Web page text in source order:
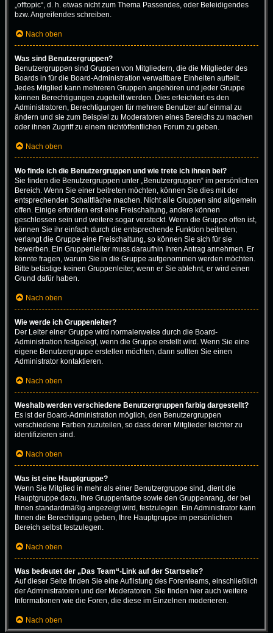
„offtopic“, d. h. etwas nicht zum Thema Passendes, oder Beleidigendes
bzw. Angreifendes schreiben.
Nach oben
Was sind Benutzergruppen?
Benutzergruppen sind Gruppen von Mitgliedern, die die Mitglieder des
Boards in für die Board-Administration verwaltbare Einheiten aufteilt.
Jedes Mitglied kann mehreren Gruppen angehören und jeder Gruppe
können Berechtigungen zugeteilt werden. Dies erleichtert es den
Administratoren, Berechtigungen für mehrere Benutzer auf einmal zu
ändern und sie zum Beispiel zu Moderatoren eines Bereichs zu machen
oder ihnen Zugriff zu einem nichtöffentlichen Forum zu geben.
Nach oben
Wo finde ich die Benutzergruppen und wie trete ich ihnen bei?
Sie finden die Benutzergruppen unter „Benutzergruppen“ im persönlichen
Bereich. Wenn Sie einer beitreten möchten, können Sie dies mit der
entsprechenden Schaltfläche machen. Nicht alle Gruppen sind allgemein
offen. Einige erfordern erst eine Freischaltung, andere können
geschlossen sein und weitere sogar versteckt. Wenn die Gruppe offen ist,
können Sie ihr einfach durch die entsprechende Funktion beitreten;
verlangt die Gruppe eine Freischaltung, so können Sie sich für sie
bewerben. Ein Gruppenleiter muss daraufhin Ihren Antrag annehmen. Er
könnte fragen, warum Sie in die Gruppe aufgenommen werden möchten.
Bitte belästige keinen Gruppenleiter, wenn er Sie ablehnt, er wird einen
Grund dafür haben.
Nach oben
Wie werde ich Gruppenleiter?
Der Leiter einer Gruppe wird normalerweise durch die Board-
Administration festgelegt, wenn die Gruppe erstellt wird. Wenn Sie eine
eigene Benutzergruppe erstellen möchten, dann sollten Sie einen
Administrator kontaktieren.
Nach oben
Weshalb werden verschiedene Benutzergruppen farbig dargestellt?
Es ist der Board-Administration möglich, den Benutzergruppen
verschiedene Farben zuzuteilen, so dass deren Mitglieder leichter zu
identifizieren sind.
Nach oben
Was ist eine Hauptgruppe?
Wenn Sie Mitglied in mehr als einer Benutzergruppe sind, dient die
Hauptgruppe dazu, Ihre Gruppenfarbe sowie den Gruppenrang, der bei
Ihnen standardmäßig angezeigt wird, festzulegen. Ein Administrator kann
Ihnen die Berechtigung geben, Ihre Hauptgruppe im persönlichen
Bereich selbst festzulegen.
Nach oben
Was bedeutet der „Das Team“-Link auf der Startseite?
Auf dieser Seite finden Sie eine Auflistung des Forenteams, einschließlich
der Administratoren und der Moderatoren. Sie finden hier auch weitere
Informationen wie die Foren, die diese im Einzelnen moderieren.
Nach oben